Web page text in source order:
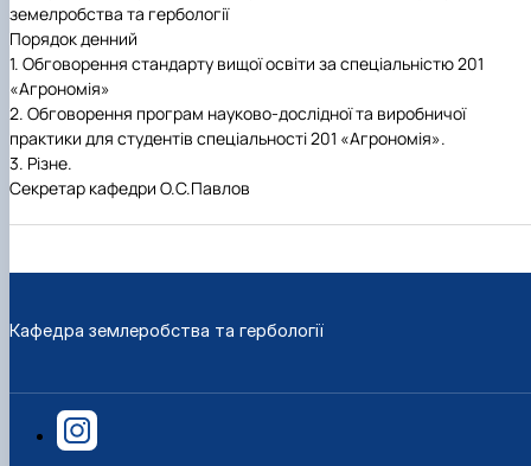
земелробства та гербології
Порядок денний
1. Обговорення стандарту вищої освіти за спеціальністю 201
«Агрономія»
2. Обговорення програм науково-дослідної та виробничої
практики для студентів спеціальності 201 «Агрономія».
3. Різне.
Секретар кафедри О.С.Павлов
Кафедра землеробства та гербології